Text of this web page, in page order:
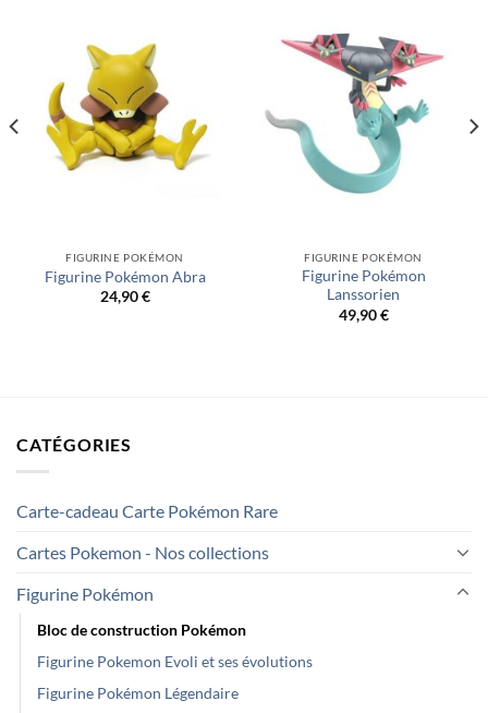
FIGURINE POKÉMON
Figurine Pokémon Abra
24,90€
FIGURINE POKÉMON
Figurine Pokémon
Lanssorien
49,90€
CATÉGORIES
Carte-cadeau Carte Pokémon Rare
Cartes Pokemon - Nos collections
Figurine Pokémon
Bloc de construction Pokémon
Figurine Pokemon Evoli et ses évolutions
Figurine Pokémon Légendaire